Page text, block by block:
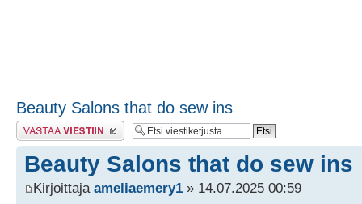
Beauty Salons that do sew ins
Lähetä vastaus
Beauty Salons that do sew ins
Kirjoittaja ameliaemery1 » 14.07.2025 00:59